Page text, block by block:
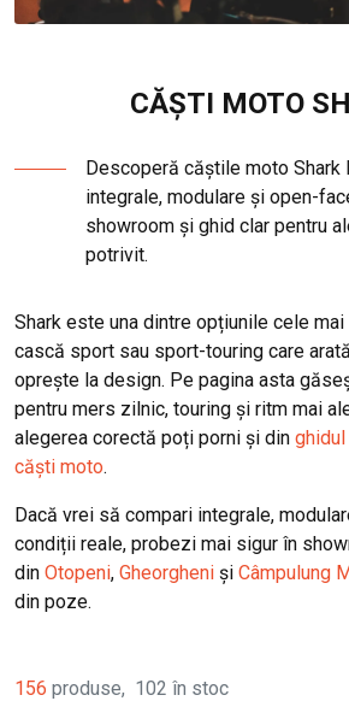
CĂȘTI MOTO
Descoperă căștile moto Shark
integrale, modulare și open-
showroom și ghid clar pentru
potrivit.
Shark este una dintre opțiunile cele
cască sport sau sport-touring care
oprește la design. Pe pagina asta
pentru mers zilnic, touring și ritm mai
alegerea corectă poți porni și din
căști moto.
Dacă vrei să compari integrale,
condiții reale, probezi mai sigur în
din Otopeni, Gheorgheni și Câmpulung
din poze.
156 produse, 102 în stoc